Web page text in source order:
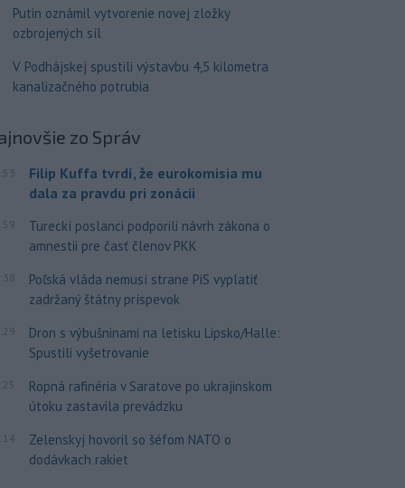
Putin oznámil vytvorenie novej zložky
ozbrojených síl
V Podhájskej spustili výstavbu 4,5 kilometra
kanalizačného potrubia
zo Správ
Filip Kuffa tvrdí, že eurokomisia mu
dala za pravdu pri zonácii
Tureckí poslanci podporili návrh zákona o
amnestii pre časť členov PKK
Poľská vláda nemusí strane PiS vyplatiť
zadržaný štátny príspevok
Dron s výbušninami na letisku Lipsko/Halle:
Spustili vyšetrovanie
Ropná rafinéria v Saratove po ukrajinskom
útoku zastavila prevádzku
Zelenskyj hovoril so šéfom NATO o
dodávkach rakiet